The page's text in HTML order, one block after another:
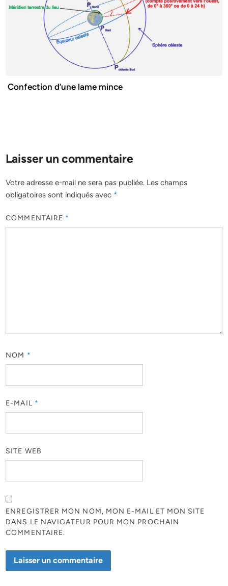
Confection d’une lame mince
Laisser un commentaire
Votre adresse e-mail ne sera pas publiée. Les champs
obligatoires sont indiqués avec *
COMMENTAIRE *
NOM *
E-MAIL *
SITE WEB
ENREGISTRER MON NOM, MON E-MAIL ET MON SITE
DANS LE NAVIGATEUR POUR MON PROCHAIN
COMMENTAIRE.